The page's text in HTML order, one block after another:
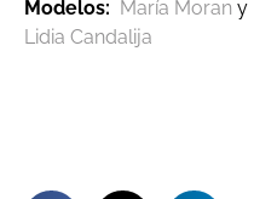
Modelos: María Moran y
Lidia Candalija